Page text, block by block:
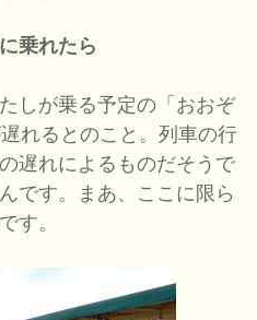
乗れたら
しが乗る予定の「おおぞ
れるとのこと。列車の行
遅れによるものだそうで
です。まあ、ここに限ら
す。